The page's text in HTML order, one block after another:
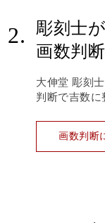
2.
彫刻士が
画数判
大伸堂 彫刻
判断で吉数に
画数判断